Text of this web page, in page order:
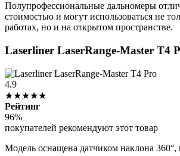
Полупрофессиональные дальномеры
стоимостью и могут использоваться не
работах, но и на открытом пространстве.
Laserliner LaserRange-Master T4
4.9
★★★★★
Рейтинг
96%
покупателей рекомендуют этот товар
Модель оснащена датчиком наклона